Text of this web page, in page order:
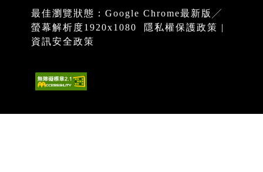
最佳瀏覽狀態：Google Chrome最新版╱
螢幕解析度1920x1080
隱私權保護政策 |
資訊安全政策